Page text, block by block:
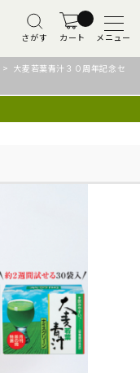
さがす カート メニュー
> 大麦若葉青汁３０周年記念セ